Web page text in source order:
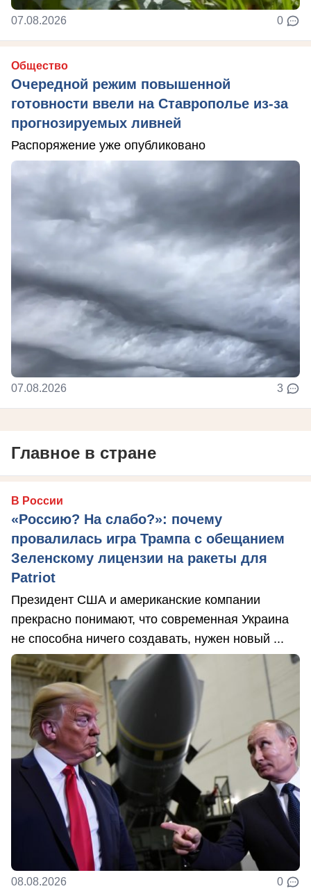
07.08.2026 0
Общество
Очередной режим повышенной
готовности ввели на Ставрополье из-за
прогнозируемых ливней
Распоряжение уже опубликовано
07.08.2026 3
Главное в стране
В России
«Россию? На слабо?»: почему
провалилась игра Трампа с обещанием
Зеленскому лицензии на ракеты для
Patriot
Президент США и американские компании
прекрасно понимают, что современная Украина
не способна ничего создавать, нужен новый ...
08.08.2026 0